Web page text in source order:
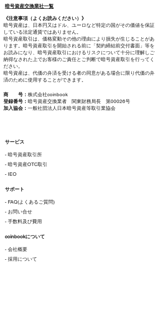
暗号資産交換業社一覧
《注意事項（よくお読みください）》
暗号資産は、日本円又はドル、ユーロなど特定の国がその価値を保証
している法定通貨ではありません。
暗号資産取引は、価格変動その他の理由により損失が生じることがあ
ります。暗号資産取引を開始される前に「契約締結前交付書面」等を
お読みになり、暗号資産取引におけるリスクについて十分に理解しご
納得なされた上でお客様のご責任とご判断で暗号資産取引を行ってく
ださい。
暗号資産は、代価の弁済を受ける者の同意がある場合に限り代価の弁
済のために使用することができます。
商 号： 株式会社coinbook
登録番号： 暗号資産交換業者 関東財務局長 第00026号
加入協会： 一般社団法人日本暗号資産等取引業協会
サービス
- 暗号資産取引所
- 暗号資産OTC取引
- IEO
サポート
- FAQ(よくあるご質問)
- お問い合せ
- 手数料及び費用
coinbookについて
- 会社概要
- 採用について